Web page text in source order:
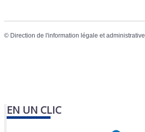
© Direction de l'information légale et administrative
EN UN CLIC